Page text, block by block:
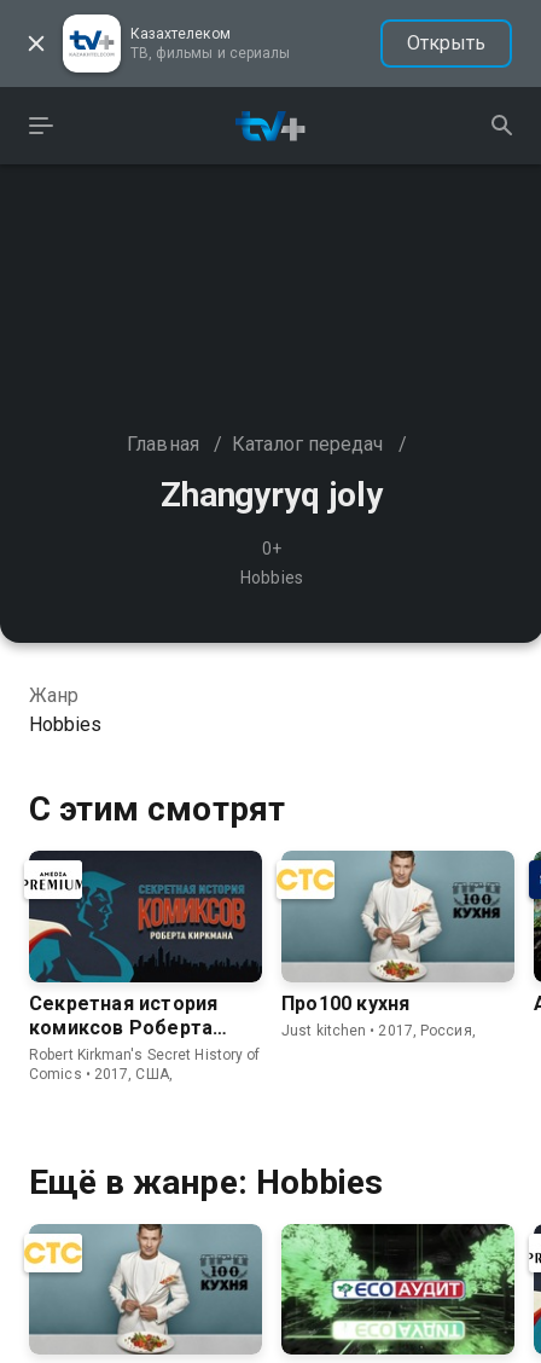
Казахтелеком
ТВ, фильмы и сериалы
Открыть
Главная / Каталог передач /
Zhangyryq joly
0+
Hobbies
Жанр
Hobbies
С этим смотрят
Секретная история
комиксов Роберта
Киркмана
Robert Kirkman's Secret History of
Comics • 2017, США,
Про100 кухня
Just kitchen • 2017, Россия,
Ещё в жанре: Hobbies